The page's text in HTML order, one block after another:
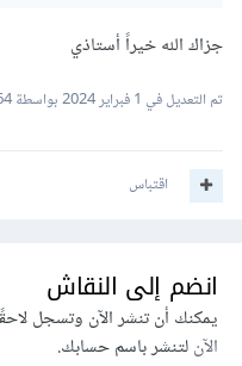
جزاك الله خيراً أستاذي
تم التعديل في 1 فبراير 2024 بواسطة Ahmed Ahmed64
اقتباس
انضم إلى النقاش
يمكنك أن تنشر الآن وتسجل
الآنلتنشر باسم حسابك.